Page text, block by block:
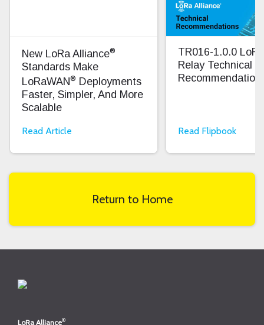
New LoRa Alliance®
Standards Make
LoRaWAN® Deployments
Faster, Simpler, And More
Scalable
Read Article
TR016-1.0.0
Relay Technical
Read Flipbook
Return to Home
LoRa Alliance®